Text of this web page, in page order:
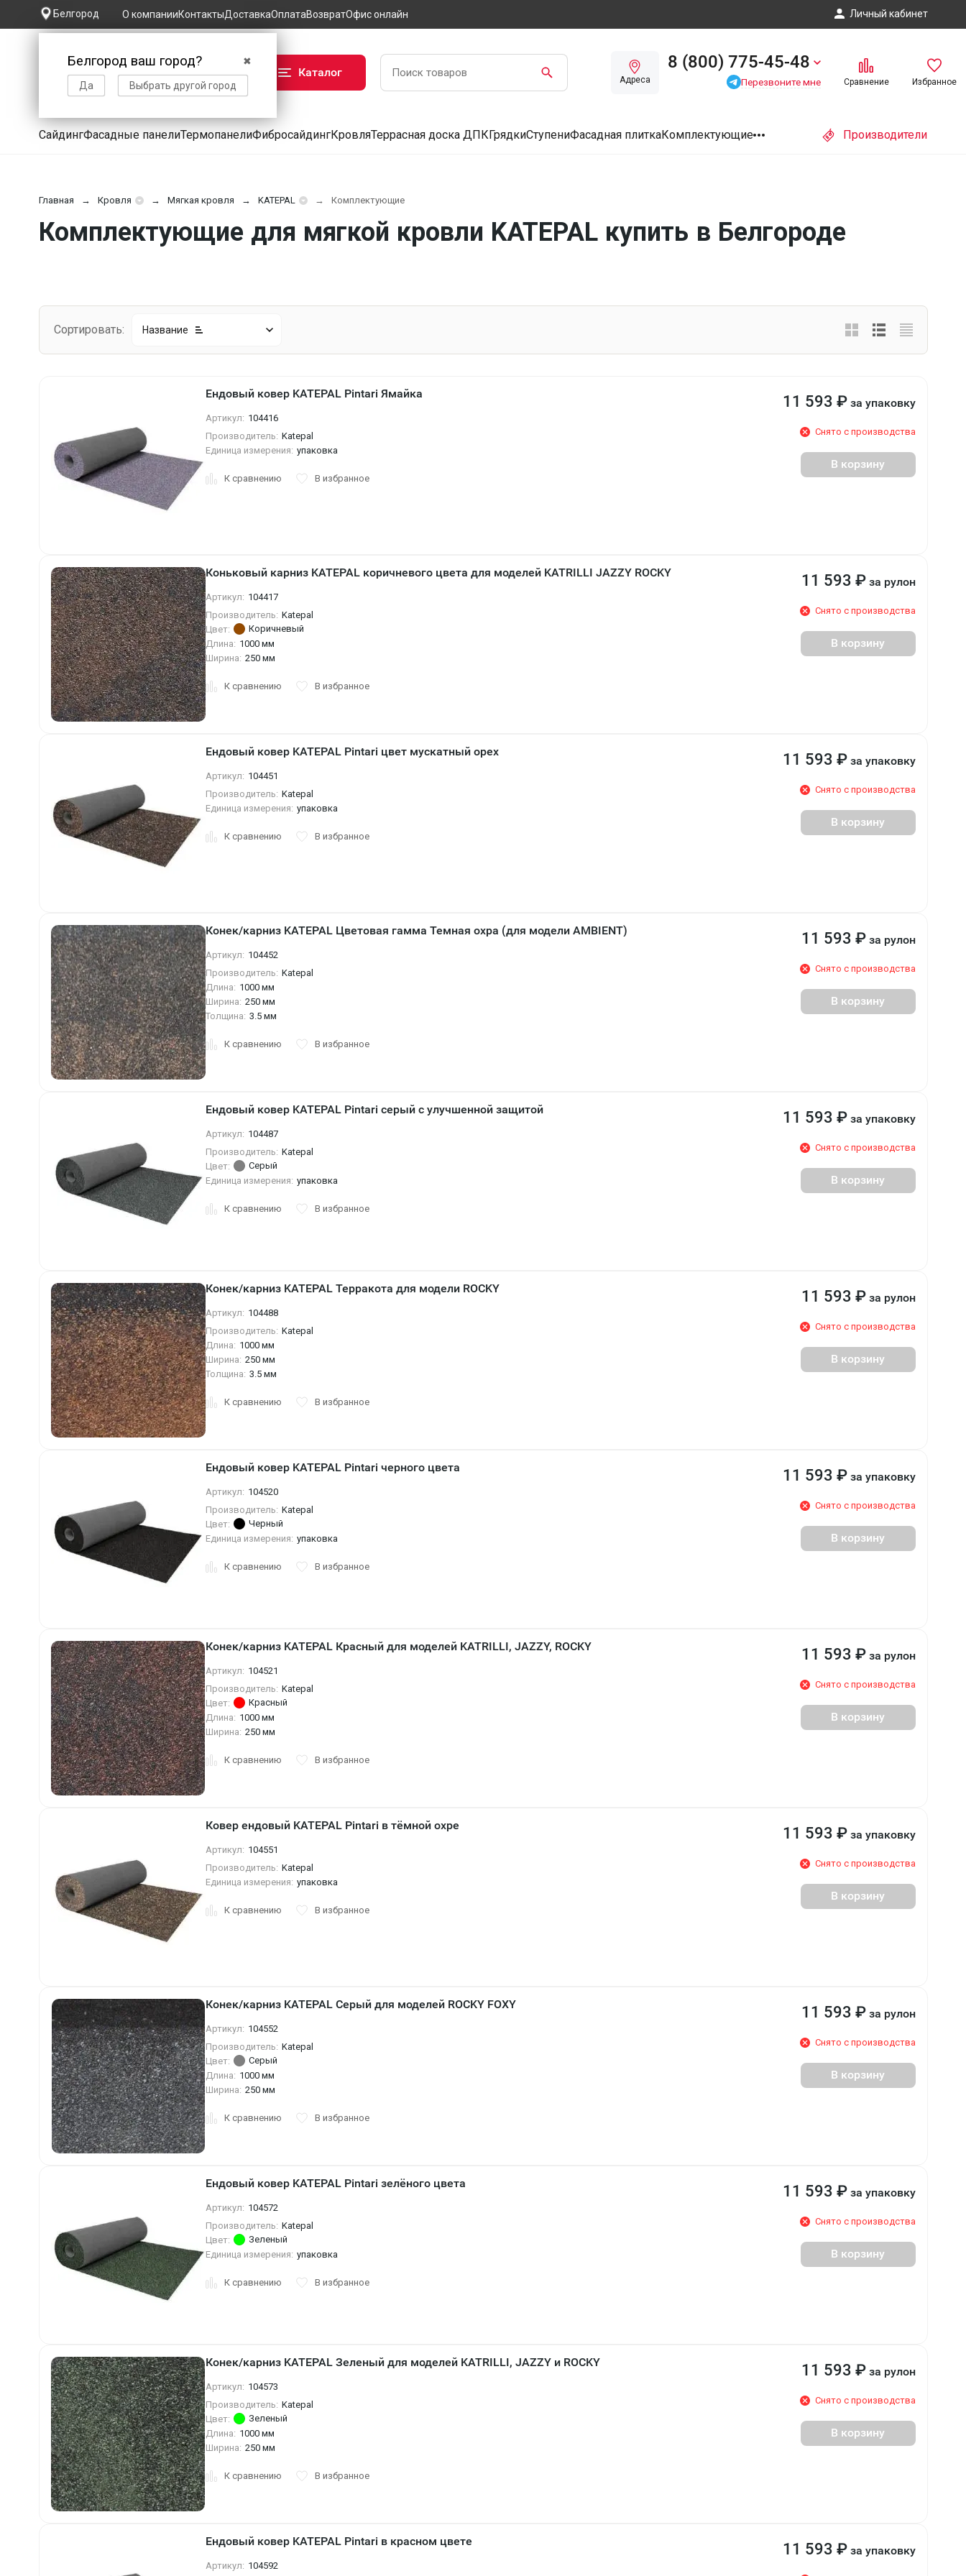
Белгород
✖
Белгород ваш город?
Да Выбрать другой город
О компанииКонтактыДоставкаОплатаВозвратОфис онлайн Личный кабинет
Каталог
Адреса
8 (800) 775-45-48
Перезвоните мне Сравнение Избранное
СайдингФасадные панелиТермопанелиФибросайдингКровляТеррасная доска ДПКГрядкиСтупениФасадная плиткаКомплектующие Производители
Главная Кровля Мягкая кровля KATEPAL Комплектующие
Комплектующие для мягкой кровли KATEPAL купить в Белгороде
Сортировать: Название
Ендовый ковер KATEPAL Pintari Ямайка
Артикул: 104416
Производитель: Katepal
Единица измерения: упаковка
К сравнению В избранное
11 593 ₽ за упаковку
Снято с производства
В корзину
Коньковый карниз KATEPAL коричневого цвета для моделей KATRILLI JAZZY ROCKY
Артикул: 104417
Производитель: Katepal
Цвет:
Коричневый
Длина: 1000 мм
Ширина: 250 мм
К сравнению В избранное
11 593 ₽ за рулон
Снято с производства
В корзину
Ендовый ковер KATEPAL Pintari цвет мускатный орех
Артикул: 104451
Производитель: Katepal
Единица измерения: упаковка
К сравнению В избранное
11 593 ₽ за упаковку
Снято с производства
В корзину
Конек/карниз KATEPAL Цветовая гамма Темная охра (для модели AMBIENT)
Артикул: 104452
Производитель: Katepal
Длина: 1000 мм
Ширина: 250 мм
Толщина: 3.5 мм
К сравнению В избранное
11 593 ₽ за рулон
Снято с производства
В корзину
Ендовый ковер KATEPAL Pintari серый с улучшенной защитой
Артикул: 104487
Производитель: Katepal
Цвет:
Серый
Единица измерения: упаковка
К сравнению В избранное
11 593 ₽ за упаковку
Снято с производства
В корзину
Конек/карниз KATEPAL Терракота для модели ROCKY
Артикул: 104488
Производитель: Katepal
Длина: 1000 мм
Ширина: 250 мм
Толщина: 3.5 мм
К сравнению В избранное
11 593 ₽ за рулон
Снято с производства
В корзину
Ендовый ковер KATEPAL Pintari черного цвета
Артикул: 104520
Производитель: Katepal
Цвет:
Черный
Единица измерения: упаковка
К сравнению В избранное
11 593 ₽ за упаковку
Снято с производства
В корзину
Конек/карниз KATEPAL Красный для моделей KATRILLI, JAZZY, ROCKY
Артикул: 104521
Производитель: Katepal
Цвет:
Красный
Длина: 1000 мм
Ширина: 250 мм
К сравнению В избранное
11 593 ₽ за рулон
Снято с производства
В корзину
Ковер ендовый KATEPAL Pintari в тёмной охре
Артикул: 104551
Производитель: Katepal
Единица измерения: упаковка
К сравнению В избранное
11 593 ₽ за упаковку
Снято с производства
В корзину
Конек/карниз KATEPAL Серый для моделей ROCKY FOXY
Артикул: 104552
Производитель: Katepal
Цвет:
Серый
Длина: 1000 мм
Ширина: 250 мм
К сравнению В избранное
11 593 ₽ за рулон
Снято с производства
В корзину
Ендовый ковер KATEPAL Pintari зелёного цвета
Артикул: 104572
Производитель: Katepal
Цвет:
Зеленый
Единица измерения: упаковка
К сравнению В избранное
11 593 ₽ за упаковку
Снято с производства
В корзину
Конек/карниз KATEPAL Зеленый для моделей KATRILLI, JAZZY и ROCKY
Артикул: 104573
Производитель: Katepal
Цвет:
Зеленый
Длина: 1000 мм
Ширина: 250 мм
К сравнению В избранное
11 593 ₽ за рулон
Снято с производства
В корзину
Ендовый ковер KATEPAL Pintari в красном цвете
Артикул: 104592
11 593 ₽ за упаковку